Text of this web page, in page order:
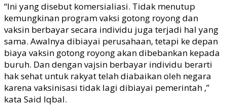
“Ini yang disebut komersialiasi. Tidak menutup
kemungkinan program vaksi gotong royong dan
vaksin berbayar secara individu juga terjadi hal yang
sama. Awalnya dibiayai perusahaan, tetapi ke depan
biaya vaksin gotong royong akan dibebankan kepada
buruh. Dan dengan vajsin berbayar individu berarti
hak sehat untuk rakyat telah diabaikan oleh negara
karena vaksinisasi tidak lagi dibiayai pemerintah ,”
kata Said Iqbal.